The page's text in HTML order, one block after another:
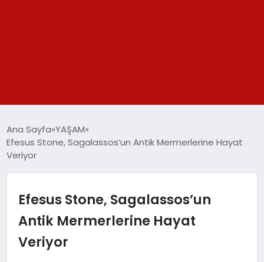
SPOR
SAĞLIK
Ana Sayfa YAŞAM
Efesus Stone, Sagalassos’un Antik Mermerlerine Hayat
Veriyor
Efesus Stone, Sagalassos’un
Antik Mermerlerine Hayat
Veriyor